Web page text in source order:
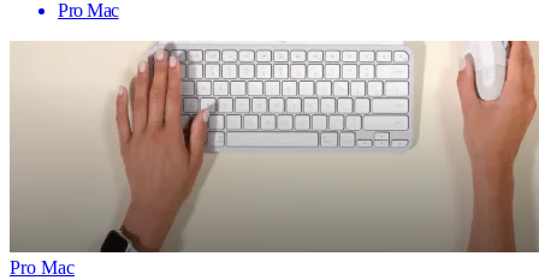
Pro Mac
Pro Mac